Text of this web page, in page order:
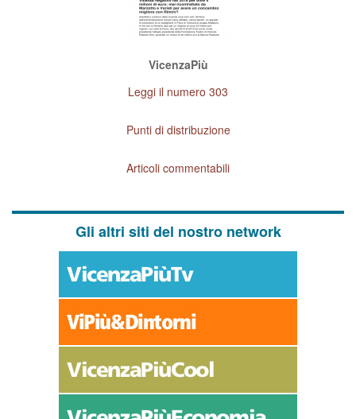
VicenzaPiù
Leggi il numero 303
Punti di distribuzione
Articoli commentabili
Gli altri siti del nostro network